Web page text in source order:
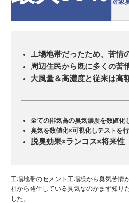
対象
工場地帯だったため、苦情
周辺住民から既に多くの苦
大風量＆高濃度と従来は高
全ての排気高の臭気濃度を数値化
臭気を数値化×可視化しテストを
脱臭効果×ランコス×将来性
工場地帯のセメント工場様から臭気苦情
社から発生している臭気なのかまず知り
した。